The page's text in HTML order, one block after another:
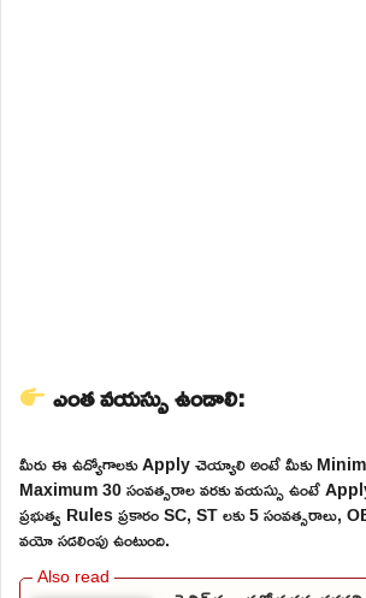
ఎంత వయస్సు ఉండాలి:
మీరు ఈ ఉద్యోగాలకు Apply చెయ్యాలి అంటే మీకు
Maximum 30 సంవత్సరాల వరకు వయస్సు ఉంటే
ప్రభుత్వ Rules ప్రకారం SC, ST లకు 5 సంవత్సరాలు,
వయో సడలింపు ఉంటుంది.